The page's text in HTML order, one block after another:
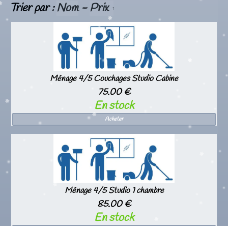
Trier par :Nom- Prix
Ménage 4/5 Couchages Studio Cabine
75.00 €
En stock
Acheter
Ménage 4/5 Studio 1 chambre
85.00 €
En stock